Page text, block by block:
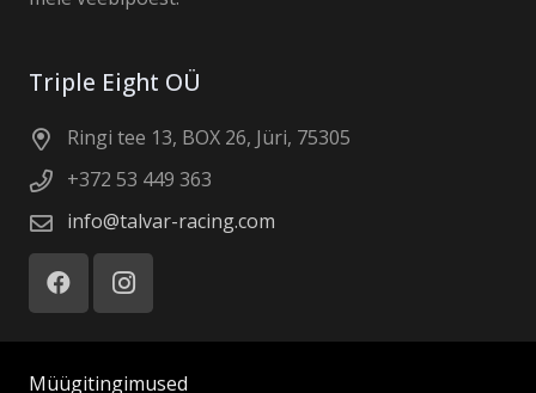
Triple Eight OÜ
Ringi tee 13, BOX 26, Jüri, 75305
+372 53 449 363
info@talvar-racing.com
Müügitingimused